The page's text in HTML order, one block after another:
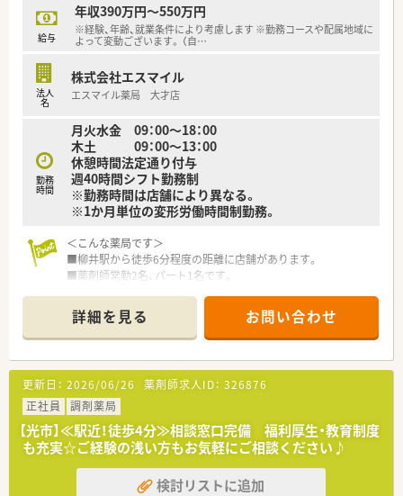
給与
年収390万円～550万円
※経験、年齢、就業条件により考慮します ※勤務コースや配属地域に
よって変動ございます。 （自…
法人
名
株式会社エスマイル
エスマイル薬局 大才店
勤務
時間
月火水金 09：00～18：00
木土 09：00～13：00
休憩時間法定通り付与
週40時間シフト勤務制
※勤務時間は店舗により異なる。
※1か月単位の変形労働時間制勤務。
＜こんな薬局です＞
■柳井駅から徒歩6分程度の距離に店舗があります。
■薬剤師常勤2名、パート1名です。
＜業務内容＞
■近隣の医院より内科、呼吸器科をメインに処方応需していま
す。
■処方箋枚数は約20枚/日です。
＜研修制度＞
■基本は配属店舗での OJT研修です。必要に応じて職種別・階層
別の研修に参加して頂きます。
■未経験者やブランクの長い方については各種勉強会や集合研
修にご参加頂いておりますのでご安心ください。
詳細を見る お問い合わせ
更新日： 2026/06/26 薬剤師求人ID： 326876
正社員
調剤薬局
【光市】≪駅近！徒歩4分≫相談窓口完備 福利厚生・教育制度
も充実☆ご経験の浅い方もお気軽にご相談ください♪
検討リストに追加